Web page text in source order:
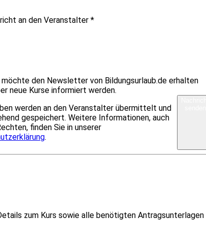
an den Veranstalter*
möchte den Newsletter von Bildungsurlaub.de erhalten
neue Kurse informiert werden.
werden an den Veranstalter übermittelt und
gespeichert. Weitere Informationen, auch
finden Sie in unserer
.
zum Kurs sowie alle benötigten Antragsunterlagen